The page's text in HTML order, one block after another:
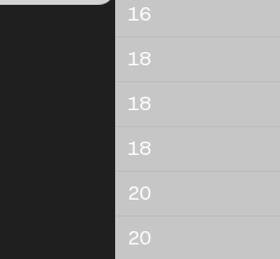
16
18
18
18
20
20